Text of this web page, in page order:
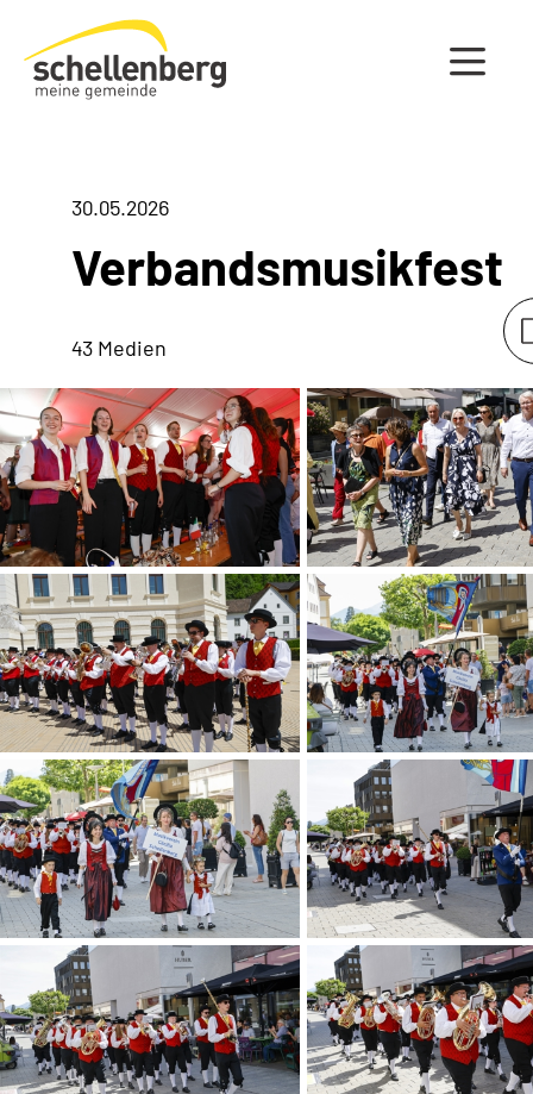
Gemeinde Schellenberg Startseite
30.05.2026
Verbandsmusikfest
43 Medien